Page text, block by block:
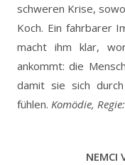
schweren Krise,
Koch. Ein fahrbarer
macht ihm klar,
ankommt: die
damit sie sich
fühlen. Komödie,
NEMCI